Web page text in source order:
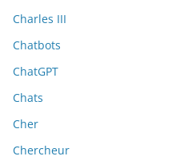
Charles III
Chatbots
ChatGPT
Chats
Cher
Chercheur